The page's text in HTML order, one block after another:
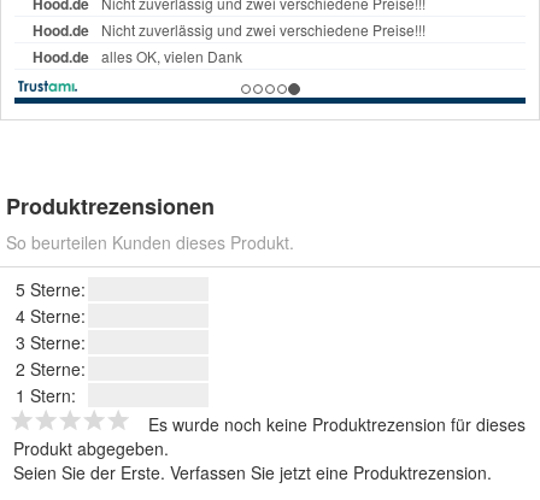
Produktrezensionen
So beurteilen Kunden dieses Produkt.
5 Sterne:
4 Sterne:
3 Sterne:
2 Sterne:
1 Stern:
Es wurde noch keine Produktrezension für dieses
Produkt abgegeben.
Seien Sie der Erste. Verfassen Sie jetzt eine Produktrezension.